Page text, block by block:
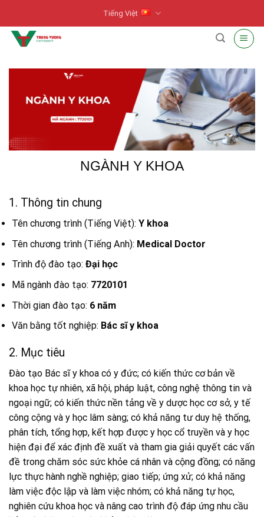
content
Tiếng Việt
NGÀNH Y KHOA
1. Thông tin chung
Tên chương trình (Tiếng Việt): Y khoa
Tên chương trình (Tiếng Anh): Medical Doctor
Trình độ đào tạo: Đại học
Mã ngành đào tạo: 7720101
Thời gian đào tạo: 6 năm
Văn bằng tốt nghiệp: Bác sĩ y khoa
2. Mục tiêu
Đào tạo Bác sĩ y khoa có y đức; có kiến thức cơ bản về
khoa học tự nhiên, xã hội, pháp luật, công nghệ thông tin và
ngoại ngữ; có kiến thức nền tảng về y dược học cơ sở, y tế
công cộng và y học lâm sàng; có khả năng tư duy hệ thống,
phân tích, tổng hợp, kết hợp được y học cổ truyền và y học
hiện đại để xác định đề xuất và tham gia giải quyết các vấn
đề trong chăm sóc sức khỏe cá nhân và cộng đồng; có năng
lực thực hành nghề nghiệp; giao tiếp; ứng xử; có khả năng
làm việc độc lập và làm việc nhóm; có khả năng tự học,
nghiên cứu khoa học và nâng cao trình độ đáp ứng nhu cầu